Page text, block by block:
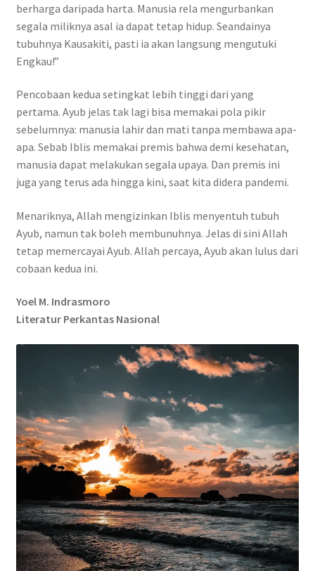
berharga daripada harta. Manusia rela mengurbankan
segala miliknya asal ia dapat tetap hidup. Seandainya
tubuhnya Kausakiti, pasti ia akan langsung mengutuki
Engkau!”
Pencobaan kedua setingkat lebih tinggi dari yang
pertama. Ayub jelas tak lagi bisa memakai pola pikir
sebelumnya: manusia lahir dan mati tanpa membawa apa-
apa. Sebab Iblis memakai premis bahwa demi kesehatan,
manusia dapat melakukan segala upaya. Dan premis ini
juga yang terus ada hingga kini, saat kita didera pandemi.
Menariknya, Allah mengizinkan Iblis menyentuh tubuh
Ayub, namun tak boleh membunuhnya. Jelas di sini Allah
tetap memercayai Ayub. Allah percaya, Ayub akan lulus dari
cobaan kedua ini.
Yoel M. Indrasmoro
Literatur Perkantas Nasional